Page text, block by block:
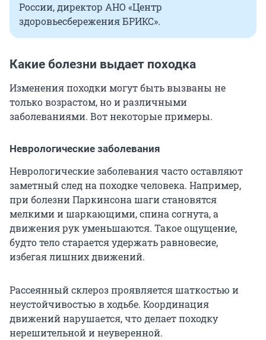
России, директор АНО «Центр
здоровьесбережения БРИКС».
Какие болезни выдает походка
Изменения походки могут быть вызваны не
только возрастом, но и различными
заболеваниями. Вот некоторые примеры.
Неврологические заболевания
Неврологические заболевания часто оставляют
заметный след на походке человека. Например,
при болезни Паркинсона шаги становятся
мелкими и шаркающими, спина согнута, а
движения рук уменьшаются. Такое ощущение,
будто тело старается удержать равновесие,
избегая лишних движений.
Рассеянный склероз проявляется шаткостью и
неустойчивостью в ходьбе. Координация
движений нарушается, что делает походку
нерешительной и неуверенной.